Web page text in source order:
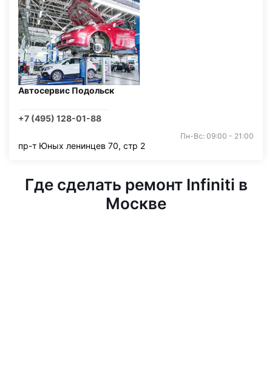
Автосервис Подольск
+7 (495) 128-01-88
Пн-Вс: 09:00 - 21:00
пр-т Юных ленинцев 70, стр 2
Где сделать ремонт Infiniti в
Москве